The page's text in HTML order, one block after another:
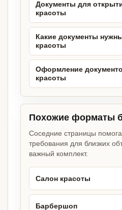
Документы для
красоты
Какие документы
красоты
Оформление
красоты
Похожие форматы
Соседние страницы
требования для близких
важный комплект.
Салон красоты
Барбершоп